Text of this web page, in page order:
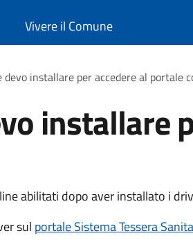
Vivere il Comune
installare per accedere al portale
installare
abilitati dopo aver installato i
sul portale Sistema Tessera